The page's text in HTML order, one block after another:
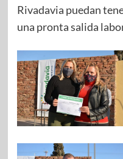
Rivadavia puedan
una pronta salida